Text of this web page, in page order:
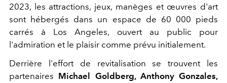
2023, les attractions, jeux, manèges et œuvres d'art
sont hébergés dans un espace de 60 000 pieds
carrés à Los Angeles, ouvert au public pour
l'admiration et le plaisir comme prévu initialement.
Derrière l'effort de revitalisation se trouvent les
partenaires Michael Goldberg, Anthony Gonzales,